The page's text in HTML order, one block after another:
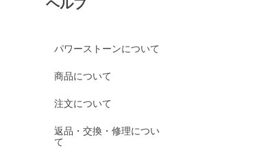
ヘルプ
パワーストーンについて
商品について
注文について
返品・交換・修理につい
て